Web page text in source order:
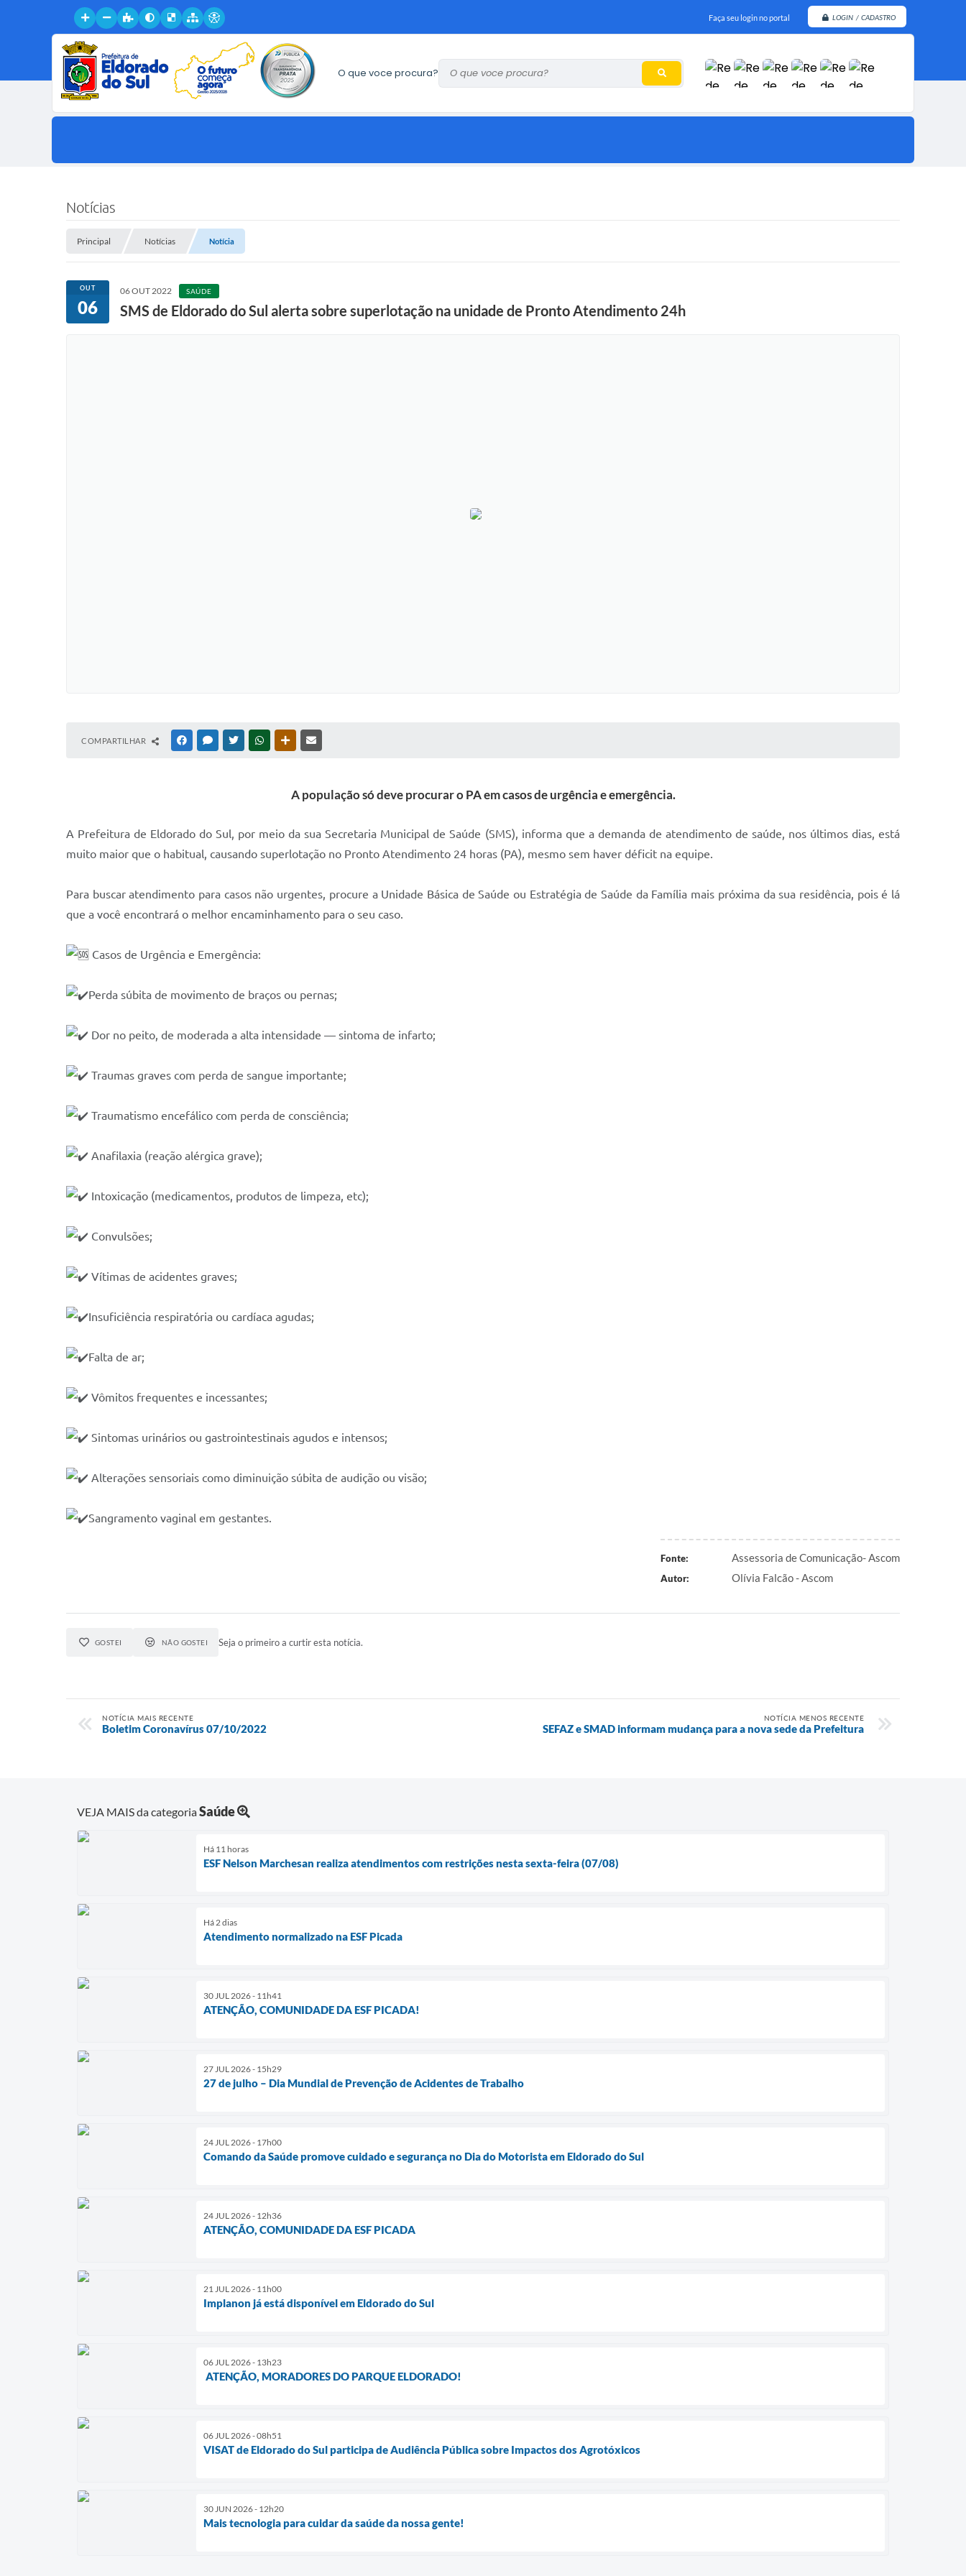
Faça seu login no portal LOGIN / CADASTRO
O que voce procura?
Notícias
Principal Notícias Notícia
OUT
06
06 OUT 2022 SAÚDE
SMS de Eldorado do Sul alerta sobre superlotação na unidade de Pronto Atendimento 24h
COMPARTILHAR FACEBOOKMESSENGER
TWITTERWHATSAPPOUTRAS MÍDIAS
A população só deve procurar o PA em casos de urgência e emergência.
A Prefeitura de Eldorado do Sul, por meio da sua Secretaria Municipal de Saúde (SMS), informa que a demanda de atendimento de saúde, nos últimos dias, está
muito maior que o habitual, causando superlotação no Pronto Atendimento 24 horas (PA), mesmo sem haver déficit na equipe.
Para buscar atendimento para casos não urgentes, procure a Unidade Básica de Saúde ou Estratégia de Saúde da Família mais próxima da sua residência, pois é lá
que a você encontrará o melhor encaminhamento para o seu caso.
Casos de Urgência e Emergência:
️Perda súbita de movimento de braços ou pernas;
Dor no peito, de moderada a alta intensidade — sintoma de infarto;
Traumas graves com perda de sangue importante;
Traumatismo encefálico com perda de consciência;
Anafilaxia (reação alérgica grave);
Intoxicação (medicamentos, produtos de limpeza, etc);
Convulsões;
Vítimas de acidentes graves;
Insuficiência respiratória ou cardíaca agudas;
Falta de ar;
Vômitos frequentes e incessantes;
Sintomas urinários ou gastrointestinais agudos e intensos;
Alterações sensoriais como diminuição súbita de audição ou visão;
Sangramento vaginal em gestantes.
Fonte: Assessoria de Comunicação- Ascom
Autor: Olívia Falcão - Ascom
GOSTEI NÃO GOSTEI Seja o primeiro a curtir esta notícia.
NOTÍCIA MAIS RECENTE
Boletim Coronavírus 07/10/2022
NOTÍCIA MENOS RECENTE
SEFAZ e SMAD informam mudança para a nova sede da Prefeitura
VEJA MAIS da categoriaSaúde
Há 11 horas
ESF Nelson Marchesan realiza atendimentos com restrições nesta sexta-feira (07/08)
Há 2 dias
Atendimento normalizado na ESF Picada
30 JUL 2026 - 11h41
ATENÇÃO, COMUNIDADE DA ESF PICADA!
27 JUL 2026 - 15h29
27 de julho – Dia Mundial de Prevenção de Acidentes de Trabalho
24 JUL 2026 - 17h00
Comando da Saúde promove cuidado e segurança no Dia do Motorista em Eldorado do Sul
24 JUL 2026 - 12h36
ATENÇÃO, COMUNIDADE DA ESF PICADA
21 JUL 2026 - 11h00
Implanon já está disponível em Eldorado do Sul
06 JUL 2026 - 13h23
ATENÇÃO, MORADORES DO PARQUE ELDORADO!
06 JUL 2026 - 08h51
VISAT de Eldorado do Sul participa de Audiência Pública sobre Impactos dos Agrotóxicos
30 JUN 2026 - 12h20
Mais tecnologia para cuidar da saúde da nossa gente!